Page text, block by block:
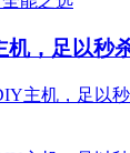
机，足以秒